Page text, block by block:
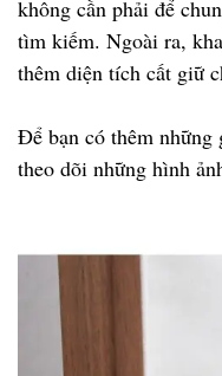
không cần phải để
tìm kiếm. Ngoài ra,
thêm diện tích cất giữ
Để bạn có thêm những
theo dõi những hình